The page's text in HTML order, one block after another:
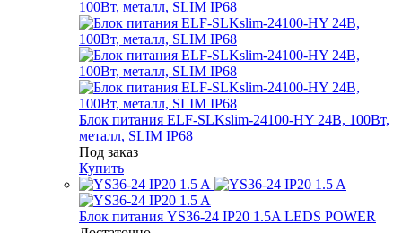
Блок питания ELF-SLKslim-24100-HY 24В, 100Вт,
металл, SLIM IP68
Под заказ
Купить
Блок питания YS36-24 IP20 1.5A LEDS POWER